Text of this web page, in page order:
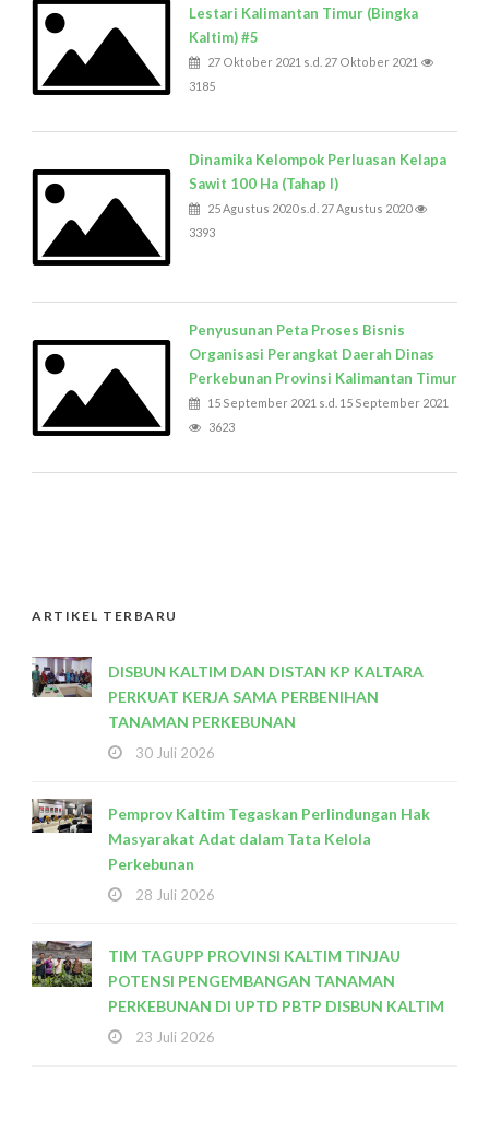
Lestari Kalimantan Timur (Bingka
Kaltim) #5
27 Oktober 2021 s.d. 27 Oktober 2021
3185
Dinamika Kelompok Perluasan Kelapa
Sawit 100 Ha (Tahap I)
25 Agustus 2020 s.d. 27 Agustus 2020
3393
Penyusunan Peta Proses Bisnis
Organisasi Perangkat Daerah Dinas
Perkebunan Provinsi Kalimantan Timur
15 September 2021 s.d. 15 September 2021
3623
ARTIKEL TERBARU
DISBUN KALTIM DAN DISTAN KP KALTARA
PERKUAT KERJA SAMA PERBENIHAN
TANAMAN PERKEBUNAN
30 Juli 2026
Pemprov Kaltim Tegaskan Perlindungan Hak
Masyarakat Adat dalam Tata Kelola
Perkebunan
28 Juli 2026
TIM TAGUPP PROVINSI KALTIM TINJAU
POTENSI PENGEMBANGAN TANAMAN
PERKEBUNAN DI UPTD PBTP DISBUN KALTIM
23 Juli 2026